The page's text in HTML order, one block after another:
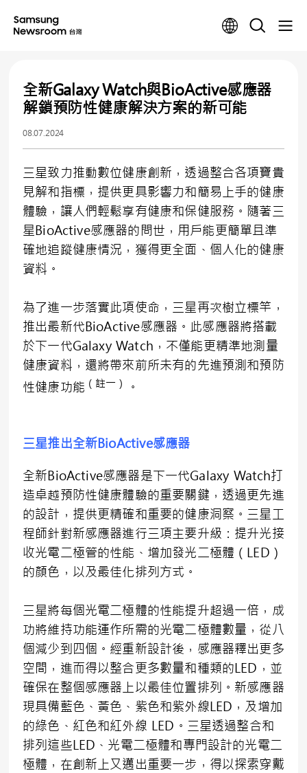
全新Galaxy Watch與BioActive感應器
解鎖預防性健康解決方案的新可能
08.07.2024
三星致力推動數位健康創新，透過整合各項寶貴
見解和指標，提供更具影響力和簡易上手的健康
體驗，讓人們輕鬆享有健康和保健服務。隨著三
星BioActive感應器的問世，用戶能更簡單且準
確地追蹤健康情況，獲得更全面、個人化的健康
資料。
為了進一步落實此項使命，三星再次樹立標竿，
推出最新代BioActive感應器。此感應器將搭載
於下一代Galaxy Watch，不僅能更精準地測量
健康資料，還將帶來前所未有的先進預測和預防
性健康功能 （註一） 。
三星推出全新BioActive感應器
全新BioActive感應器是下一代Galaxy Watch打
造卓越預防性健康體驗的重要關鍵，透過更先進
的設計，提供更精確和重要的健康洞察。三星工
程師針對新感應器進行三項主要升級：提升光接
收光電二極管的性能、增加發光二極體（LED）
的顏色，以及最佳化排列方式。
三星將每個光電二極體的性能提升超過一倍，成
功將維持功能運作所需的光電二極體數量，從八
個減少到四個。經重新設計後，感應器釋出更多
空間，進而得以整合更多數量和種類的LED，並
確保在整個感應器上以最佳位置排列。新感應器
現具備藍色、黃色、紫色和紫外線LED，及增加
的綠色、紅色和紅外線 LED。三星透過整合和
排列這些LED、光電二極體和專門設計的光電二
極體，在創新上又邁出重要一步，得以探索穿戴